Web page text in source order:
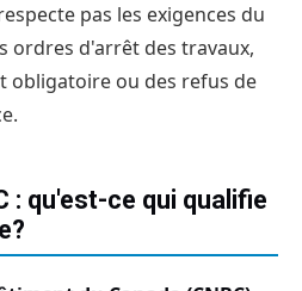
pas les exigences du
ordres d'arrêt des travaux,
obligatoire ou des refus de
: qu'est-ce qui qualifie